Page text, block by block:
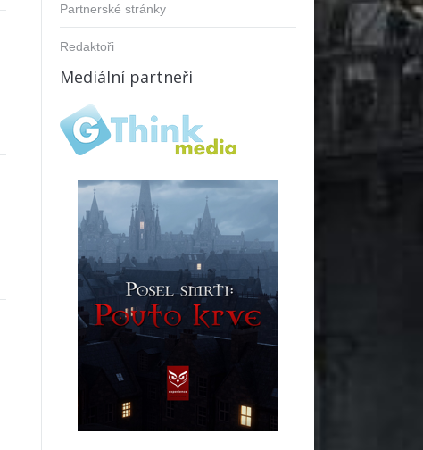
Partnerské stránky
Redaktoři
Mediální partneři